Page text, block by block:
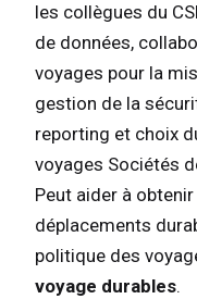
les collègues du
de données,
voyages pour la
gestion de la
reporting et choix
voyages Sociétés
Peut aider à
déplacements
politique des
voyage durables.